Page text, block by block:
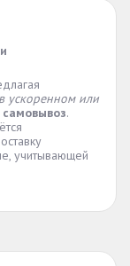
в ускоренном или
.
учитывающей